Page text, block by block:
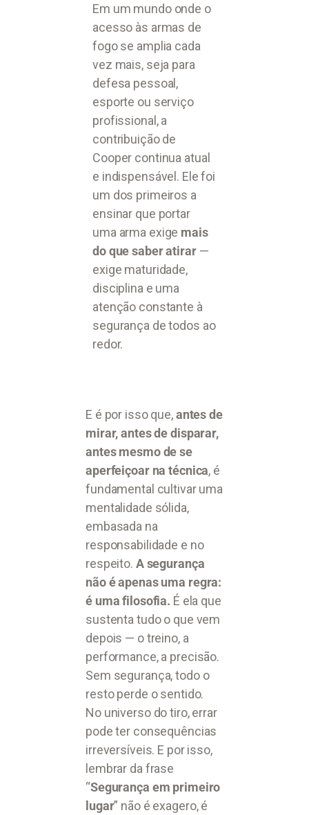
Em um mundo onde o
acesso às armas de
fogo se amplia cada
vez mais, seja para
defesa pessoal,
esporte ou serviço
profissional, a
contribuição de
Cooper continua atual
e indispensável. Ele foi
um dos primeiros a
ensinar que portar
uma arma exige mais
do que saber atirar—
exige maturidade,
disciplina e uma
atenção constante à
segurança de todos ao
redor.
E é por isso que,antes de
mirar, antes de disparar,
antes mesmo de se
aperfeiçoar na técnica, é
fundamental cultivar uma
mentalidade sólida,
embasada na
responsabilidade e no
respeito. A segurança
não é apenas uma regra:
é uma filosofia. É ela que
sustenta tudo o que vem
depois — o treino, a
performance, a precisão.
Sem segurança, todo o
resto perde o sentido.
No universo do tiro, errar
pode ter consequências
irreversíveis. E por isso,
lembrar da frase
“Segurança em primeiro
lugar” não é exagero, é